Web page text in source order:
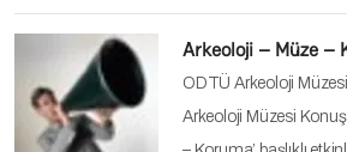
Arkeoloji – Müze –
ODTÜ Arkeoloji
Arkeoloji Müzesi